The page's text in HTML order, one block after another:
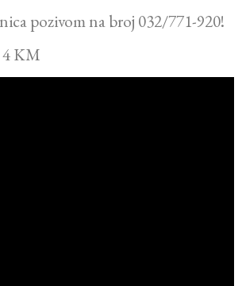
pozivom na broj 032/771-920!
4 KM